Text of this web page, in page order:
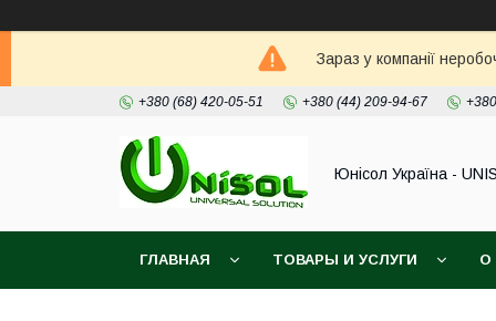
Зараз у компанії
+380 (68) 420-05-51 +380 (44) 209-94-67
Юнісол Україна -
ГЛАВНАЯ ТОВАРЫ И УСЛУГИ О